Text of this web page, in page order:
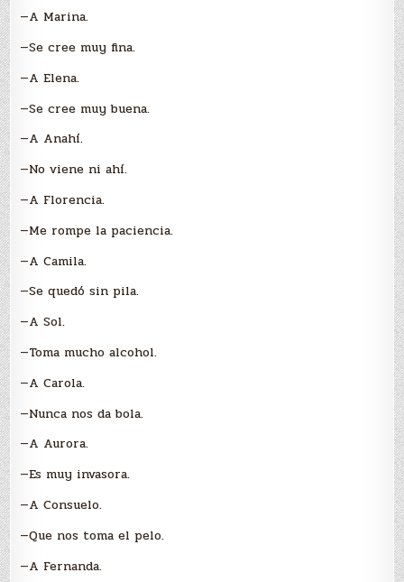
—A Marina.
—Se cree muy fina.
—A Elena.
—Se cree muy buena.
—A Anahí.
—No viene ni ahí.
—A Florencia.
—Me rompe la paciencia.
—A Camila.
—Se quedó sin pila.
—A Sol.
—Toma mucho alcohol.
—A Carola.
—Nunca nos da bola.
—A Aurora.
—Es muy invasora.
—A Consuelo.
—Que nos toma el pelo.
—A Fernanda.